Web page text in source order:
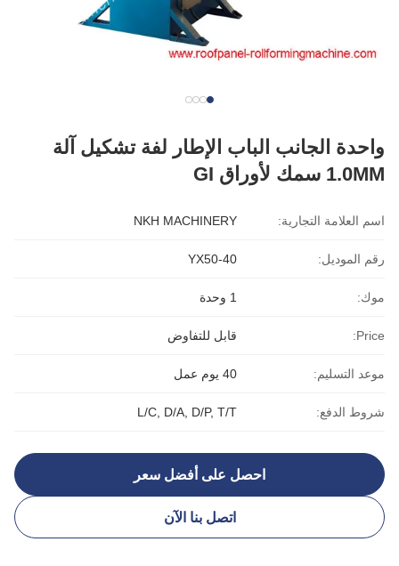
واحدة الجانب الباب الإطار لفة تشكيل آلة
1.0MM سمك لأوراق GI
اسم العلامة التجارية: NKH MACHINERY
رقم الموديل: YX50-40
موك: 1 وحدة
Price: قابل للتفاوض
موعد التسليم: 40 يوم عمل
شروط الدفع: L/C, D/A, D/P, T/T
احصل على أفضل سعر
اتصل بنا الآن